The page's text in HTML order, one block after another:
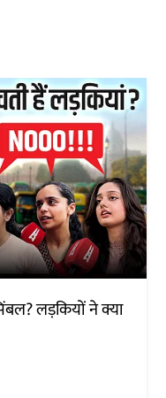
लड़कियों ने क्या